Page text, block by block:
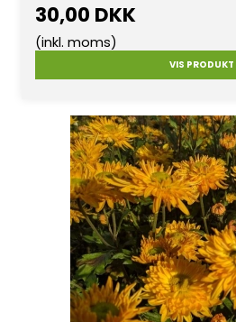
30,00 DKK
(inkl. moms)
VIS PRODUKT